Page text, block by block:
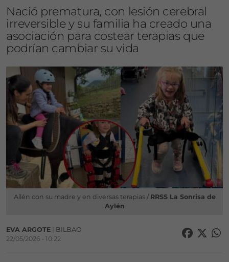
Nació prematura, con lesión cerebral
irreversible y su familia ha creado una
asociación para costear terapias que
podrían cambiar su vida
Aílén con su madre y en diversas terapias / RRSS La Sonrisa de
Aylén
EVA ARGOTE | BILBAO
22/05/2026 • 10:22